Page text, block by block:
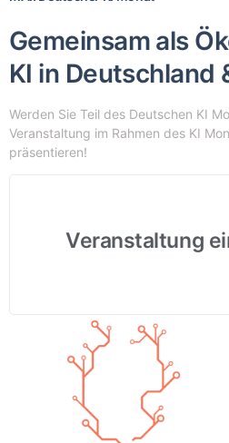
Gemeinsam als
KI in Deutschland
Werden Sie Teil des Deutschen KI
Veranstaltung im Rahmen des KI
präsentieren!
Veranstaltung